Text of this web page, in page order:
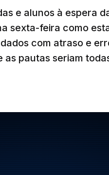
e alunos à espera
sexta-feira como
com atraso e
pautas seriam